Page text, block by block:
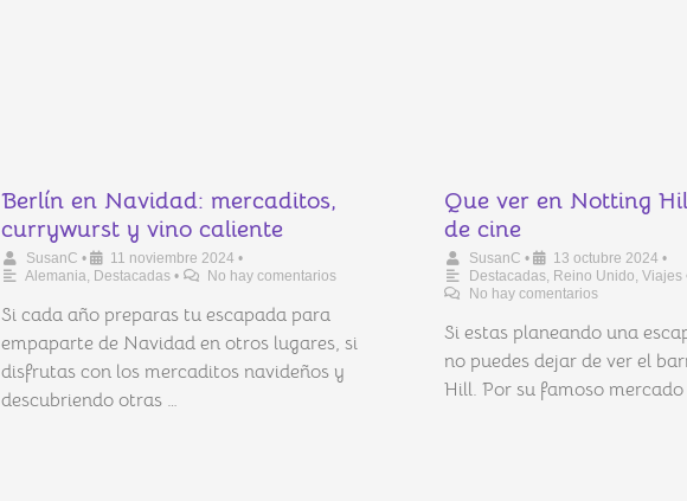
Berlín en Navidad: mercaditos,
currywurst y vino caliente
SusanC • 11 noviembre 2024 •
Alemania Destacadas • No hay comentarios
Si cada año preparas tu escapada para
empaparte de Navidad en otros lugares, si
disfrutas con los mercaditos navideños y
descubriendo otras …
Que ver en Notting
de cine
SusanC • 13 octubre 2024 •
Destacadas, Reino Unido Viajes
No hay comentarios
Si estas planeando una
no puedes dejar de ver el
Hill. Por su famoso